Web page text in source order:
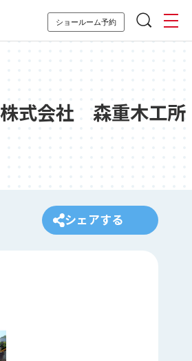
ショールーム予約
株式会社 森重木工所
シェアする